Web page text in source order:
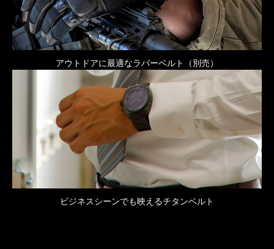
アウトドアに最適なラバーベルト（別売）
ビジネスシーンでも映えるチタンベルト